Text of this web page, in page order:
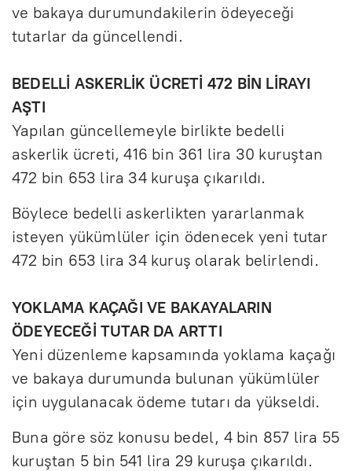
ve bakaya durumundakilerin ödeyeceği
tutarlar da güncellendi.
BEDELLİ ASKERLİK ÜCRETİ 472 BİN LİRAYI
AŞTI
Yapılan güncellemeyle birlikte bedelli
askerlik ücreti, 416 bin 361 lira 30 kuruştan
472 bin 653 lira 34 kuruşa çıkarıldı.
Böylece bedelli askerlikten yararlanmak
isteyen yükümlüler için ödenecek yeni tutar
472 bin 653 lira 34 kuruş olarak belirlendi.
YOKLAMA KAÇAĞI VE BAKAYALARIN
ÖDEYECEĞİ TUTAR DA ARTTI
Yeni düzenleme kapsamında yoklama kaçağı
ve bakaya durumunda bulunan yükümlüler
için uygulanacak ödeme tutarı da yükseldi.
Buna göre söz konusu bedel, 4 bin 857 lira 55
kuruştan 5 bin 541 lira 29 kuruşa çıkarıldı.